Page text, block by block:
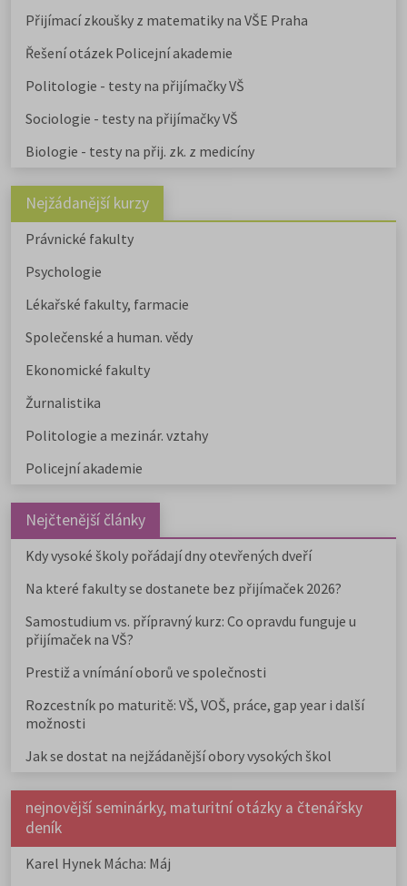
Přijímací zkoušky z matematiky na VŠE Praha
Řešení otázek Policejní akademie
Politologie - testy na přijímačky VŠ
Sociologie - testy na přijímačky VŠ
Biologie - testy na přij. zk. z medicíny
Nejžádanější kurzy
Právnické fakulty
Psychologie
Lékařské fakulty, farmacie
Společenské a human. vědy
Ekonomické fakulty
Žurnalistika
Politologie a mezinár. vztahy
Policejní akademie
Nejčtenější články
Kdy vysoké školy pořádají dny otevřených dveří
Na které fakulty se dostanete bez přijímaček 2026?
Samostudium vs. přípravný kurz: Co opravdu funguje u
přijímaček na VŠ?
Prestiž a vnímání oborů ve společnosti
Rozcestník po maturitě: VŠ, VOŠ, práce, gap year i další
možnosti
Jak se dostat na nejžádanější obory vysokých škol
nejnovější seminárky, maturitní otázky a čtenářsky
deník
Karel Hynek Mácha: Máj